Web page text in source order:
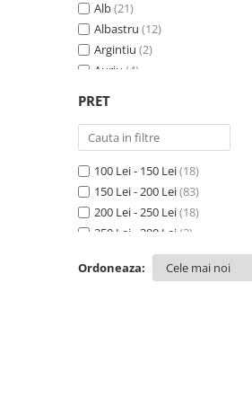
Alb(21)
Albastru (12)
Argintiu (2)
Auriu (4)
Bleumarin(6)
Crem(2)
Fucsia(1)
Galben (11)
Grena(4)
Gri(13)
Maro (13)
PRET
100 Lei - 150 Lei(18)
150 Lei - 200 Lei(83)
200 Lei - 250 Lei(18)
250 Lei - 300 Lei (3)
300 Lei - 400 Lei(2)
400 Lei - 500 Lei (1)
Ordoneaza: